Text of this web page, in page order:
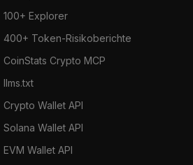
100+ Explorer
400+ Token-Risikoberichte
CoinStats Crypto MCP
llms.txt
Crypto Wallet API
Solana Wallet API
EVM Wallet API